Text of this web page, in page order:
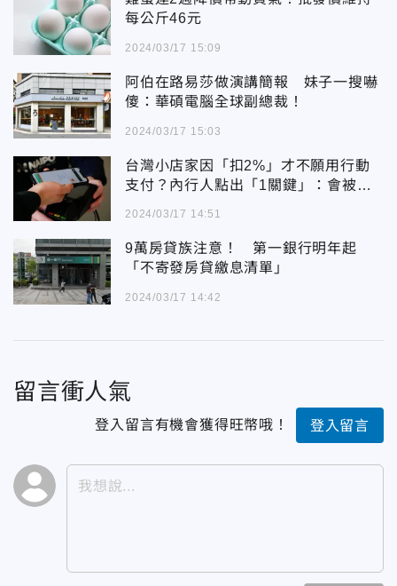
每公斤46元
2024/03/17 15:09
阿伯在路易莎做演講簡報 妹子一搜嚇
傻：華碩電腦全球副總裁！
2024/03/17 15:03
台灣小店家因「扣2%」才不願用行動
支付？內行人點出「1關鍵」：會被盯
2024/03/17 14:51
9萬房貸族注意！ 第一銀行明年起
「不寄發房貸繳息清單」
2024/03/17 14:42
留言衝人氣
登入留言有機會獲得旺幣哦！ 登入留言